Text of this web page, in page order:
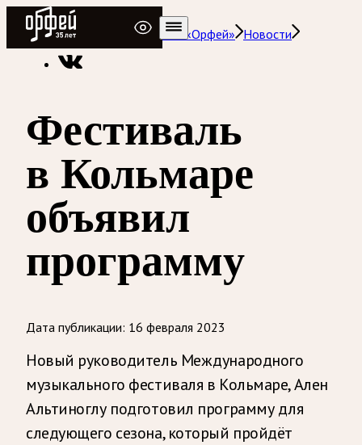
Радио Орфей
Радио классической музыки «Орфей» Новости
Фестиваль
в Кольмаре
объявил
программу
Дата публикации: 16 февраля 2023
Новый руководитель Международного
музыкального фестиваля в Кольмаре, Ален
Альтиноглу подготовил программу для
следующего сезона, который пройдёт